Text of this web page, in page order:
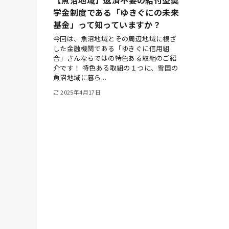
学金制度である「ゆきぐにの未来
基金」って知っていますか？
今回は、魚沼地域とその周辺地域に根ざ
した金融機関である「ゆきぐに信用組
合」さんならではの特色ある取組のご紹
介です！ 特色ある取組の１つに、雪国の
魚沼地域に暮ら...
2025年4月17日